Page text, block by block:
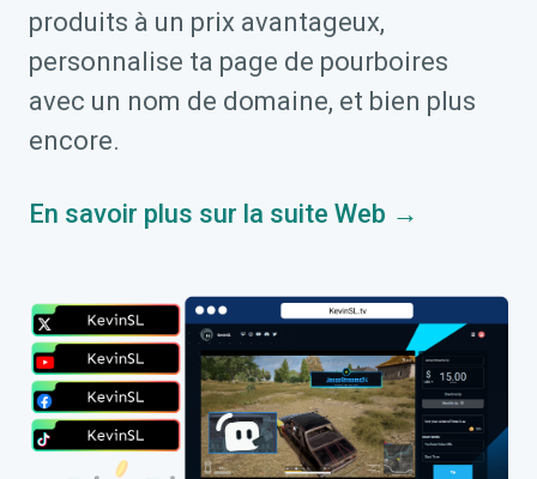
produits à un prix avantageux,
personnalise ta page de pourboires
avec un nom de domaine, et bien plus
encore.
En savoir plus sur la suite Web →